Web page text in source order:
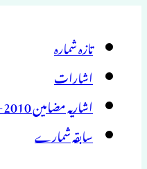
تازہ شمارہ
اشارات
اشاریہ مضامین 2010 – تا حال
سابقہ شمارے